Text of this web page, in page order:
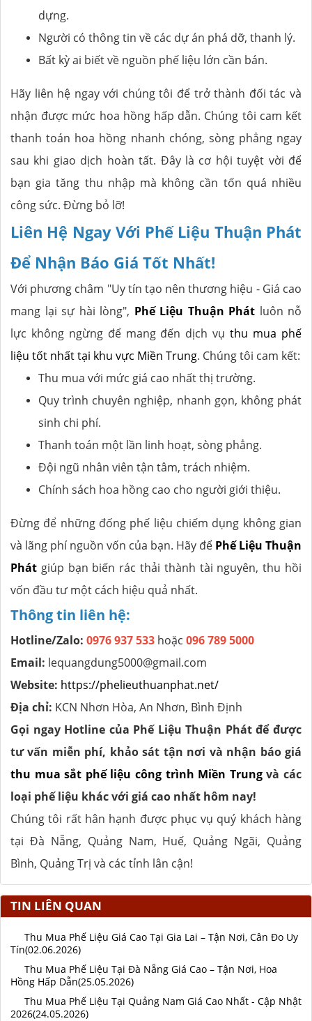
dựng.
Người có thông tin về các dự án phá dỡ, thanh lý.
Bất kỳ ai biết về nguồn phế liệu lớn cần bán.
Hãy liên hệ ngay với chúng tôi để trở thành đối tác và
nhận được mức hoa hồng hấp dẫn. Chúng tôi cam kết
thanh toán hoa hồng nhanh chóng, sòng phẳng ngay
sau khi giao dịch hoàn tất. Đây là cơ hội tuyệt vời để
bạn gia tăng thu nhập mà không cần tốn quá nhiều
công sức. Đừng bỏ lỡ!
Liên Hệ Ngay Với Phế Liệu Thuận Phát
Để Nhận Báo Giá Tốt Nhất!
Với phương châm "Uy tín tạo nên thương hiệu - Giá cao
mang lại sự hài lòng", Phế Liệu Thuận Phát luôn nỗ
lực không ngừng để mang đến dịch vụthu mua phế
liệu tốt nhất tại khu vực Miền Trung. Chúng tôi cam kết:
Thu mua với mức giá cao nhất thị trường.
Quy trình chuyên nghiệp, nhanh gọn, không phát
sinh chi phí.
Thanh toán một lần linh hoạt, sòng phẳng.
Đội ngũ nhân viên tận tâm, trách nhiệm.
Chính sách hoa hồng cao cho người giới thiệu.
Đừng để những đống phế liệu chiếm dụng không gian
và lãng phí nguồn vốn của bạn. Hãy để Phế Liệu Thuận
Phát giúp bạn biến rác thải thành tài nguyên, thu hồi
vốn đầu tư một cách hiệu quả nhất.
Thông tin liên hệ:
Hotline/Zalo: 0976 937 533 hoặc 096 789 5000
Email: lequangdung5000@gmail.com
Website: https://phelieuthuanphat.net/
Địa chỉ: KCN Nhơn Hòa, An Nhơn, Bình Định
Gọi ngay Hotline của Phế Liệu Thuận Phát để được
tư vấn miễn phí, khảo sát tận nơi và nhận báo giá
thu mua sắt phế liệu công trình Miền Trungvà các
loại phế liệu khác với giá cao nhất hôm nay!
Chúng tôi rất hân hạnh được phục vụ quý khách hàng
tại Đà Nẵng, Quảng Nam, Huế, Quảng Ngãi, Quảng
Bình, Quảng Trị và các tỉnh lân cận!
TIN LIÊN QUAN
Thu Mua Phế Liệu Giá Cao Tại Gia Lai – Tận Nơi, Cân Đo Uy
Tín(02.06.2026)
Thu Mua Phế Liệu Tại Đà Nẵng Giá Cao – Tận Nơi, Hoa
Hồng Hấp Dẫn(25.05.2026)
Thu Mua Phế Liệu Tại Quảng Nam Giá Cao Nhất - Cập Nhật
2026(24.05.2026)